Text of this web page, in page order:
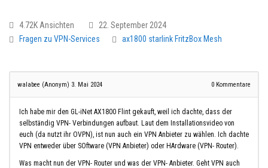
4.72K Ansichten
22. September 2024
Fragen zu VPN-Services
ax1800 starlink FritzBox Mesh
walabee (Anonym) 3. Mai 2024 0 Kommentare
Ich habe mir den GL-iNet AX1800 Flint gekauft, weil ich dachte, dass der
selbständig VPN- Verbindungen aufbaut. Laut dem Installationsvideo von
euch (da nutzt ihr OVPN), ist nun auch ein VPN Anbieter zu wählen. Ich dachte
VPN entweder über SOftware (VPN Anbieter) oder HArdware (VPN- Router).
Was macht nun der VPN- Router und was der VPN- Anbieter. Geht VPN auch